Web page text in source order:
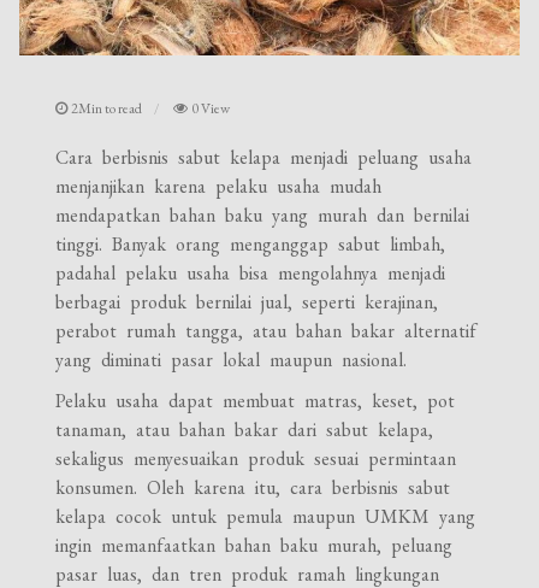
2Min to read 0 View
Cara berbisnis sabut kelapa menjadi peluang usaha
menjanjikan karena pelaku usaha mudah
mendapatkan bahan baku yang murah dan bernilai
tinggi. Banyak orang menganggap sabut limbah,
padahal pelaku usaha bisa mengolahnya menjadi
berbagai produk bernilai jual, seperti kerajinan,
perabot rumah tangga, atau bahan bakar alternatif
yang diminati pasar lokal maupun nasional.
Pelaku usaha dapat membuat matras, keset, pot
tanaman, atau bahan bakar dari sabut kelapa,
sekaligus menyesuaikan produk sesuai permintaan
konsumen. Oleh karena itu, cara berbisnis sabut
kelapa cocok untuk pemula maupun UMKM yang
ingin memanfaatkan bahan baku murah, peluang
pasar luas, dan tren produk ramah lingkungan